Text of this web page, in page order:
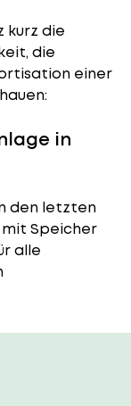
kurz die
die
einer
in
den letzten
Speicher
alle